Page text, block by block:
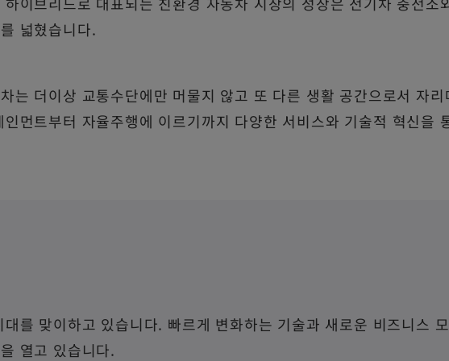
넓혔습니다.
는 더이상 교통수단에만 머물지 않고 또 다른 생활 공간으로서 자리
먼트부터 자율주행에 이르기까지 다양한 서비스와 기술적 혁신을
를 맞이하고 있습니다. 빠르게 변화하는 기술과 새로운 비즈니스
열고 있습니다.